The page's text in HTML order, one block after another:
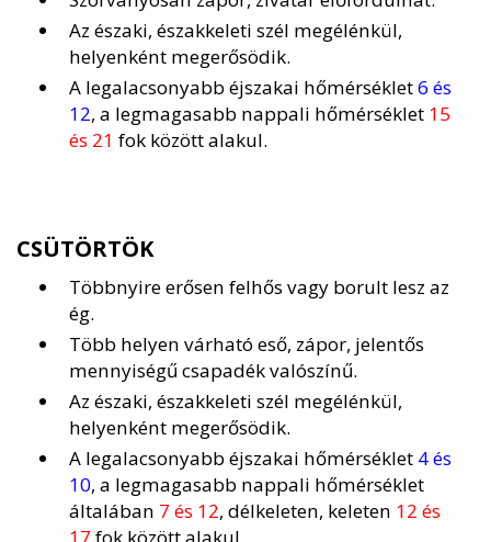
Az északi, északkeleti szél megélénkül,
helyenként megerősödik.
A legalacsonyabb éjszakai hőmérséklet6 és
12, a legmagasabb nappali hőmérséklet 15
és 21 fok között alakul.
CSÜTÖRTÖK
Többnyire erősen felhős vagy borult lesz az
ég.
Több helyen várható eső, zápor, jelentős
mennyiségű csapadék valószínű.
Az északi, északkeleti szél megélénkül,
helyenként megerősödik.
A legalacsonyabb éjszakai hőmérséklet 4 és
10, a legmagasabb nappali hőmérséklet
általában 7 és 12, délkeleten, keleten 12 és